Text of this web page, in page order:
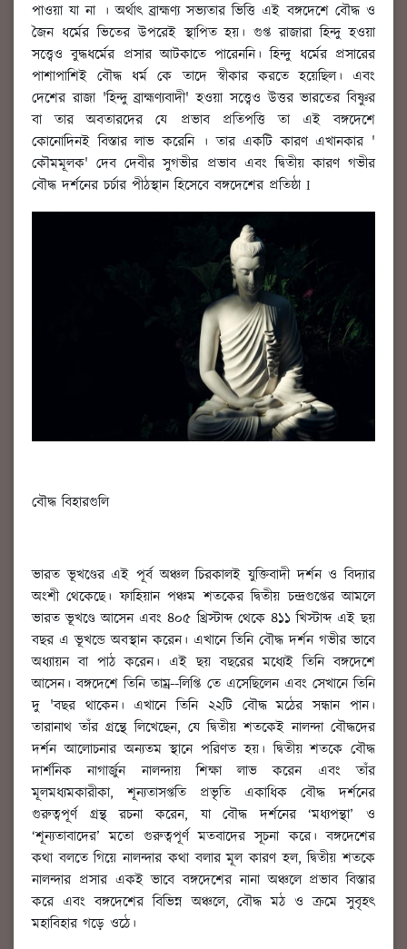
পাওয়া যা না । অর্থাৎ ব্রাহ্মণ্য সভ্যতার ভিত্তি এই বঙ্গদেশে বৌদ্ধ ও
জৈন ধর্মের ভিতের উপরেই স্থাপিত হয়। গুপ্ত রাজারা হিন্দু হওয়া
সত্ত্বেও বুদ্ধধর্মের প্রসার আটকাতে পারেননি। হিন্দু ধর্মের প্রসারের
পাশাপাশিই বৌদ্ধ ধর্ম কে তাদে স্বীকার করতে হয়েছিল। এবং
দেশের রাজা 'হিন্দু ব্রাহ্মণ্যবাদী' হওয়া সত্ত্বেও উত্তর ভারতের বিষ্ণুর
বা তার অবতারদের যে প্রভাব প্রতিপত্তি তা এই বঙ্গদেশে
কোনোদিনই বিস্তার লাভ করেনি । তার একটি কারণ এখানকার '
কৌমমূলক' দেব দেবীর সুগভীর প্রভাব এবং দ্বিতীয় কারণ গভীর
বৌদ্ধ দর্শনের চর্চার পীঠস্থান হিসেবে বঙ্গদেশের প্রতিষ্ঠা I
বৌদ্ধ বিহারগুলি
ভারত ভূখণ্ডের এই পূর্ব অঞ্চল চিরকালই যুক্তিবাদী দর্শন ও বিদ্যার
অংশী থেকেছে। ফাহিয়ান পঞ্চম শতকের দ্বিতীয় চন্দ্রগুপ্তের আমলে
ভারত ভূখণ্ডে আসেন এবং ৪০৫ খ্রিস্টাব্দ থেকে ৪১১ খিস্টাব্দ এই ছয়
বছর এ ভূখন্ডে অবস্থান করেন। এখানে তিনি বৌদ্ধ দর্শন গভীর ভাবে
অধ্যায়ন বা পাঠ করেন। এই ছয় বছরের মধ্যেই তিনি বঙ্গদেশে
আসেন। বঙ্গদেশে তিনি তাম্র--লিপ্তি তে এসেছিলেন এবং সেখানে তিনি
দু 'বছর থাকেন। এখানে তিনি ২২টি বৌদ্ধ মঠের সন্ধান পান।
তারানাথ তাঁর গ্রন্থে লিখেছেন, যে দ্বিতীয় শতকেই নালন্দা বৌদ্ধদের
দর্শন আলোচনার অন্যতম স্থানে পরিণত হয়। দ্বিতীয় শতকে বৌদ্ধ
দার্শনিক নাগার্জুন নালন্দায় শিক্ষা লাভ করেন এবং তাঁর
মূলমধ্যমকারীকা, শূন্যতাসপ্ততি প্রভৃতি একাধিক বৌদ্ধ দর্শনের
গুরুত্বপূর্ণ গ্রন্থ রচনা করেন, যা বৌদ্ধ দর্শনের ‘মধ্যপন্থা’ ও
‘শূন্যতাবাদের’ মতো গুরুত্বপূর্ণ মতবাদের সূচনা করে। বঙ্গদেশের
কথা বলতে গিয়ে নালন্দার কথা বলার মূল কারণ হল, দ্বিতীয় শতকে
নালন্দার প্রসার একই ভাবে বঙ্গদেশের নানা অঞ্চলে প্রভাব বিস্তার
করে এবং বঙ্গদেশের বিভিন্ন অঞ্চলে, বৌদ্ধ মঠ ও ক্রমে সুবৃহৎ
মহাবিহার গড়ে ওঠে।